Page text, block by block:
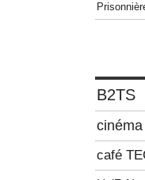
B2TS
cinéma
café